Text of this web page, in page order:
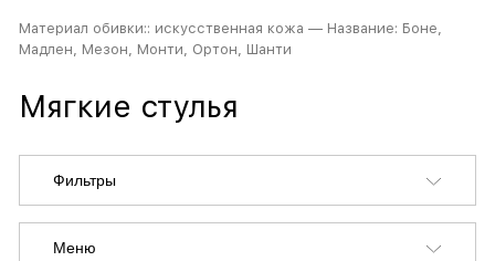
Материал обивки:: искусственная кожа — Название: Боне,
Мадлен, Мезон, Монти, Ортон, Шанти
Мягкие стулья
Фильтры
Меню